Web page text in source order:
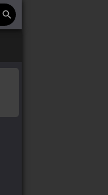
search